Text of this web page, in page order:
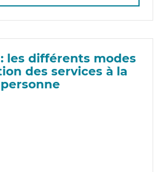
les différents modes
des services à la
personne